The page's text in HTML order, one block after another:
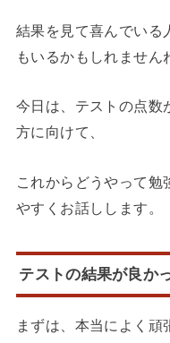
結果を見て喜んでいる
もいるかもしれません
今日は、テストの点数
方に向けて、
これからどうやって勉
やすくお話しします。
テストの結果が良か
まずは、本当によく頑